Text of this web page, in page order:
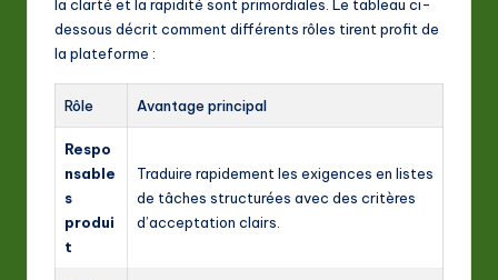
la clarté et la rapidité sont primordiales. Le tableau ci-
dessous décrit comment différents rôles tirent profit de
la plateforme :
Rôle Avantage principal
Respo
nsable
s
produi
t
Traduire rapidement les exigences en listes
de tâches structurées avec des critères
d’acceptation clairs.